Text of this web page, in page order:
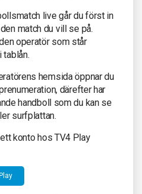
live går du först in
match du vill se på.
operatör som står
tablån.
hemsida öppnar du
därefter har
handboll som du kan se
surfplattan.
konto hos TV4 Play